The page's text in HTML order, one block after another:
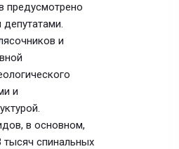
предусмотрено
и
и
в основном,
тысяч спинальных